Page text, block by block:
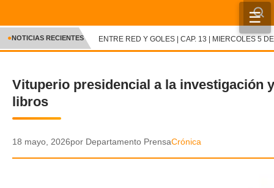
☰
INICIO
CRÓNICA
DEPORTES
POLICIAL
✕
NOTICIAS RECIENTES ENTRE RED Y GOLES | CAP. 13 | MIERCOLES 5 DE
Vituperio presidencial a la investigación
libros
18 mayo, 2026por Departamento PrensaCrónica